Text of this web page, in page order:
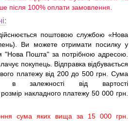
після 100% оплати замовлення.
поштовою службою «Нова
Ви можете отримати посилку у
"Нова Пошта" за потрібною адресою.
покупець. Відправка відбувається
платежу від 200 до 500 грн. Сума
в залежності від вартості
накладного платежу 50 000 грн.
сума яких вища за 15 000 грн.